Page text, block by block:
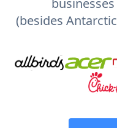
(besides